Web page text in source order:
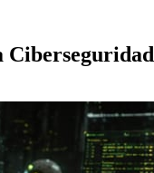
Ciberseguridad